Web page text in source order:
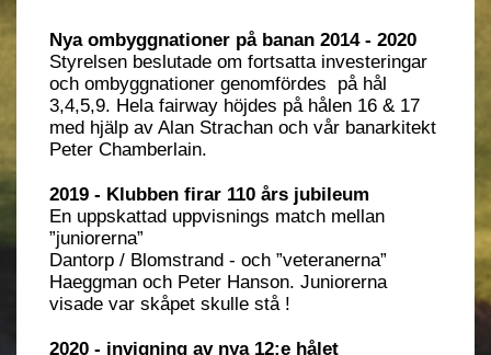
Nya ombyggnationer på banan 2014 - 2020
Styrelsen beslutade om fortsatta investeringar
och ombyggnationer genomfördes på hål
3,4,5,9. Hela fairway höjdes på hålen 16 & 17
med hjälp av Alan Strachan och vår banarkitekt
Peter Chamberlain.
2019 - Klubben firar 110 års jubileum
En uppskattad uppvisnings match mellan
”juniorerna”
Dantorp / Blomstrand - och ”veteranerna”
Haeggman och Peter Hanson. Juniorerna
visade var skåpet skulle stå !
2020 - invigning av nya 12:e hålet